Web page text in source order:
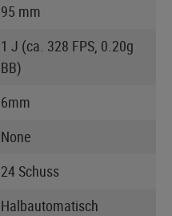
95 mm
1 J (ca. 328 FPS, 0.20g
BB)
6mm
None
24 Schuss
Halbautomatisch